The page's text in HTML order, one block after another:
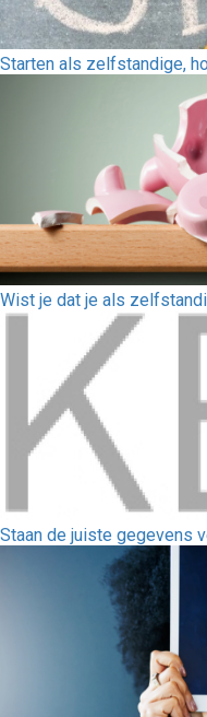
Starten als zelfstandige,
Wist je dat je als
Staan de juiste gegevens